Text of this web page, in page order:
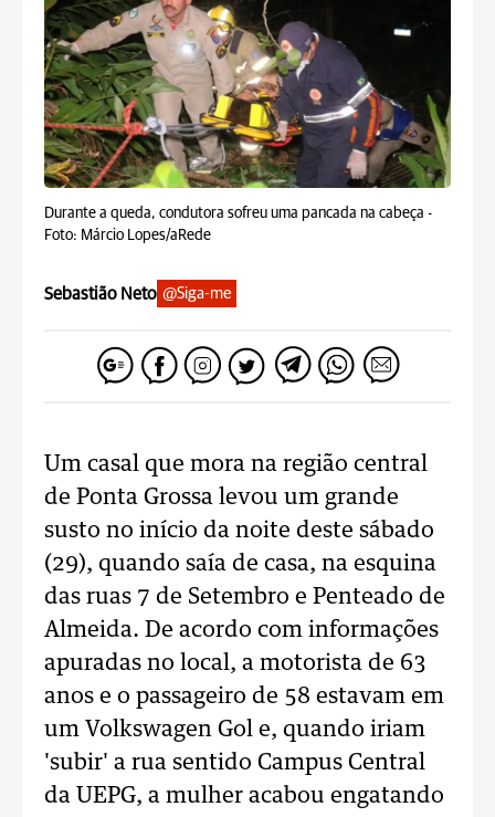
Durante a queda, condutora sofreu uma pancada na cabeça -
Foto: Márcio Lopes/aRede
Sebastião Neto @Siga-me
Um casal que mora na região central
de Ponta Grossa levou um grande
susto no início da noite deste sábado
(29), quando saía de casa, na esquina
das ruas 7 de Setembro e Penteado de
Almeida. De acordo com informações
apuradas no local, a motorista de 63
anos e o passageiro de 58 estavam em
um Volkswagen Gol e, quando iriam
'subir' a rua sentido Campus Central
da UEPG, a mulher acabou engatando